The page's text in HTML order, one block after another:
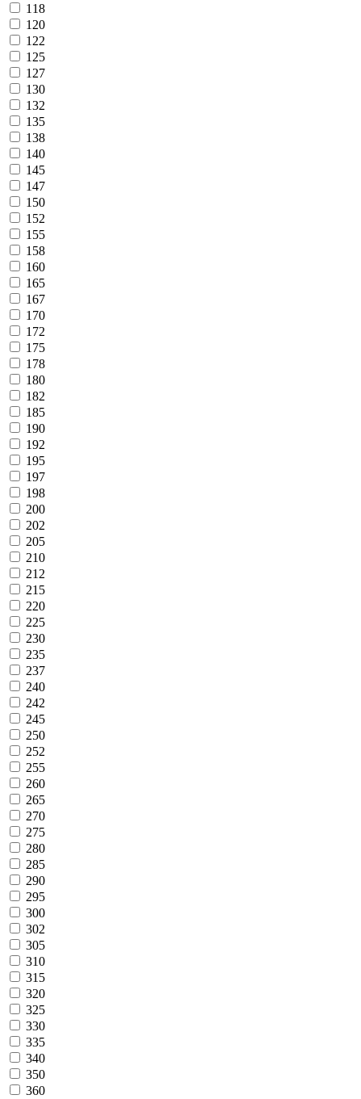
118
120
122
125
127
130
132
135
138
140
145
147
150
152
155
158
160
165
167
170
172
175
178
180
182
185
190
192
195
197
198
200
202
205
210
212
215
220
225
230
235
237
240
242
245
250
252
255
260
265
270
275
280
285
290
295
300
302
305
310
315
320
325
330
335
340
350
360